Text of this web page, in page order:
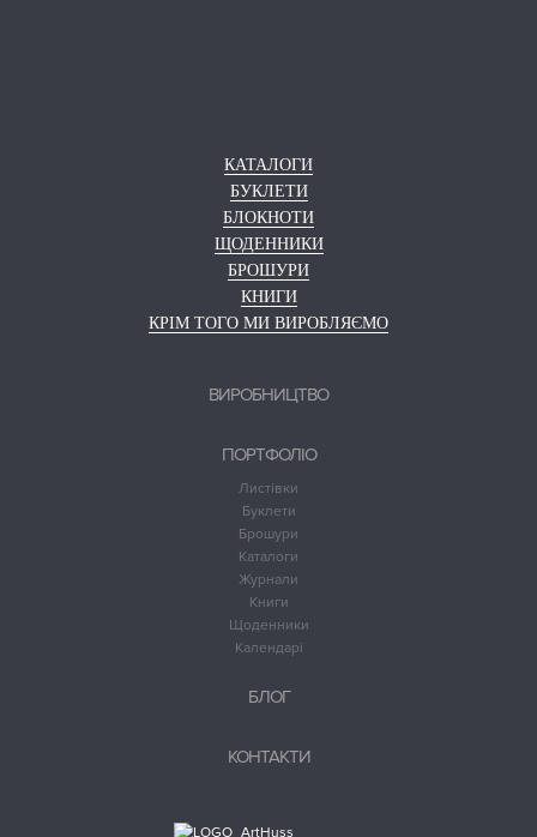
КАТАЛОГИ
БУКЛЕТИ
БЛОКНОТИ
ЩОДЕННИКИ
БРОШУРИ
КНИГИ
КРІМ ТОГО МИ ВИРОБЛЯЄМО
ВИРОБНИЦТВО
ПОРТФОЛІО
Листівки
Буклети
Брошури
Каталоги
Журнали
Книги
Щоденники
Календарі
БЛОГ
КОНТАКТИ